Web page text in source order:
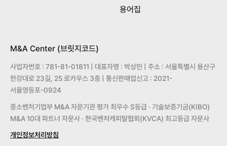
용어집
M&A Center (브릿지코드)
사업자번호 : 781-81-01811 | 대표자명 : 박상민 | 주소 : 서울특별시 용산구
한강대로 23길, 25 로카우스 3층 | 통신판매업신고 : 2021-
서울영등포-0924
중소벤처기업부 M&A 자문기관 평가 최우수 S등급 · 기술보증기금(KIBO)
M&A 10대 파트너 자문사 · 한국벤처캐피탈협회(KVCA) 최고등급 자문사
개인정보처리방침